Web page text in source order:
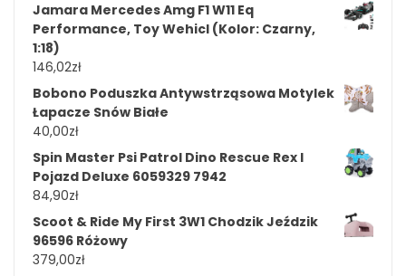
Jamara Mercedes Amg F1 W11 Eq
Performance, Toy Wehicl (Kolor: Czarny,
1:18)
146,02zł
Bobono Poduszka Antywstrząsowa Motylek
Łapacze Snów Białe
40,00zł
Spin Master Psi Patrol Dino Rescue Rex I
Pojazd Deluxe 6059329 7942
84,90zł
Scoot & Ride My First 3W1 Chodzik Jeździk
96596 Różowy
379,00zł